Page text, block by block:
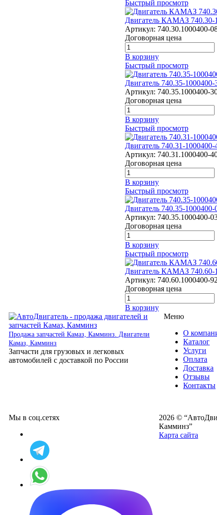
Быстрый просмотр
Двигатель КАМАЗ
Артикул: 740.30.1000400-
Договорная цена
В корзину
Быстрый просмотр
Двигатель 740.35-
Артикул: 740.35.1000400-
Договорная цена
В корзину
Быстрый просмотр
Двигатель 740.31-
Артикул: 740.31.1000400-
Договорная цена
В корзину
Быстрый просмотр
Двигатель 740.35-
Артикул: 740.35.1000400-
Договорная цена
В корзину
Быстрый просмотр
Двигатель КАМАЗ
Артикул: 740.60.1000400-
Договорная цена
В корзину
Продажа запчастей Камаз, Камминз. Двигатели
Камаз, Камминз
Запчасти для грузовых и легковых
автомобилей с доставкой по России
Меню
О
Каталог
Услуги
Оплата
Доставка
Отзывы
Контакты
Мы в соц.сетях
2026 ©
Камминз”
Карта сайта